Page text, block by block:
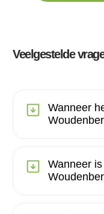
Veelgestelde
Wanneer
Wanneer